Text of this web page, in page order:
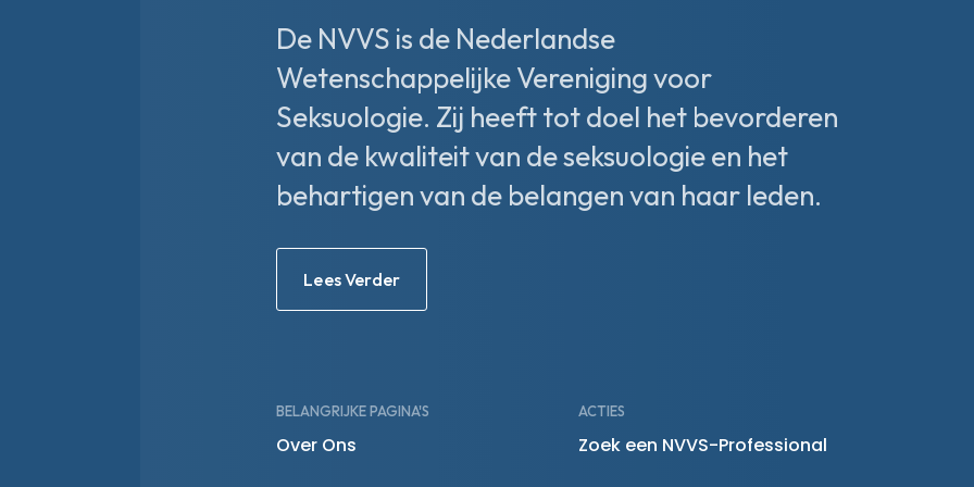
De NVVS is de Nederlandse
Wetenschappelijke Vereniging voor
Seksuologie. Zij heeft tot doel het bevorderen
van de kwaliteit van de seksuologie en het
behartigen van de belangen van haar leden.
Lees Verder
BELANGRIJKE PAGINA'S
Over Ons
ACTIES
Zoek een NVVS-Professional